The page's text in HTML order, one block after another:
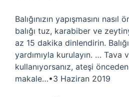
Balığınızın yapışmasını
balığı tuz, karabiber ve
az 15 dakika dinlendirin.
yardımıyla kurulayın. … Tava
kullanıyorsanız, ateşi
makale…•3 Haziran 2019